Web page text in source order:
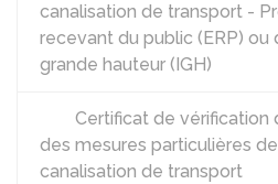
canalisation de transport -
recevant du public (ERP) ou
grande hauteur (IGH)
Certificat de vérification
des mesures particulières
canalisation de transport